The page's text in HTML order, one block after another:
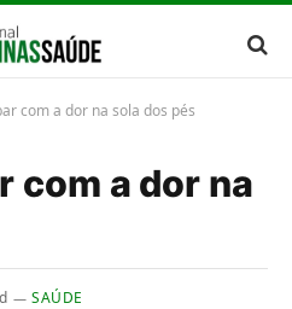
com a dor na sola dos pés
com a dor na
SAÚDE